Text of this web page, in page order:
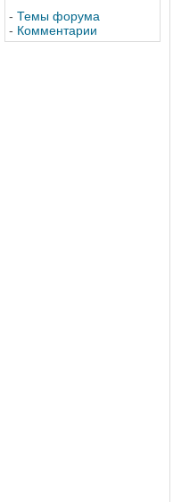
- Темы форума
- Комментарии